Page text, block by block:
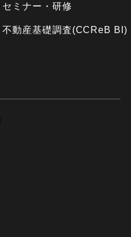
セミナー・研修
不動産基礎調査(CCReB BI)